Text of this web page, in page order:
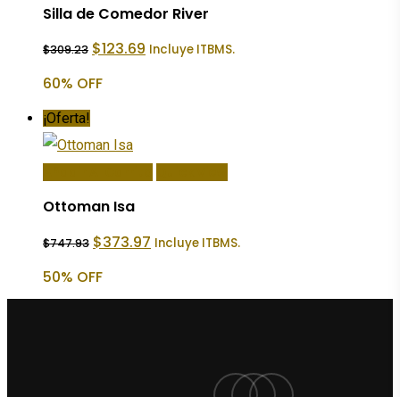
Silla de Comedor River
$309.23 El
precio
era:
$123.69 El
precio
Incluye ITBMS.
60% OFF
¡Oferta!
Ottoman Isa
$747.93 El
precio
era:
$373.97 El
precio
Incluye ITBMS.
50% OFF
facebook
youtube
instagram